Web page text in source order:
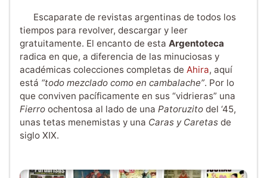
Sitios recomendados
Recortes al paso
English
Escaparate de revistas argentinas de todos los
tiempos para revolver, descargar y leer
gratuitamente. El encanto de esta Argentoteca
radica en que, a diferencia de las minuciosas y
académicas colecciones completas de Ahira, aquí
está “todo mezclado como en cambalache”. Por lo
que conviven pacíficamente en sus “vidrieras” una
Fierro ochentosa al lado de una Patoruzito del ‘45,
unas tetas menemistas y una Caras y Caretas de
siglo XIX.